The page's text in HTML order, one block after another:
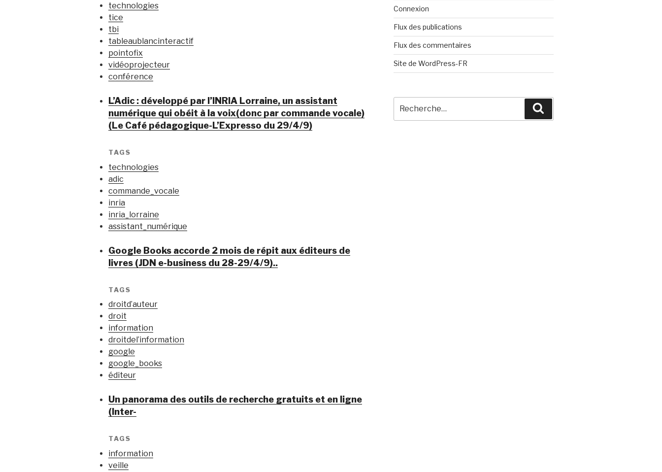
technologies
tice
tbi
tableaublancinteractif
pointofix
vidéoprojecteur
conférence
L’Adic : développé par l’INRIA Lorraine, un assistant
numérique qui obéit à la voix(donc par commande vocale)
(Le Café pédagogique-L’Expresso du 29/4/9)
TAGS
technologies
adic
commande_vocale
inria
inria_lorraine
assistant_numérique
Google Books accorde 2 mois de répit aux éditeurs de
livres (JDN e-business du 28-29/4/9)..
TAGS
droitd’auteur
droit
information
droitdel’information
google
google_books
éditeur
Un panorama des outils de recherche gratuits et en ligne
(Inter-
TAGS
information
veille
Connexion
Flux des publications
Flux des commentaires
Site de WordPress-FR
pour
: